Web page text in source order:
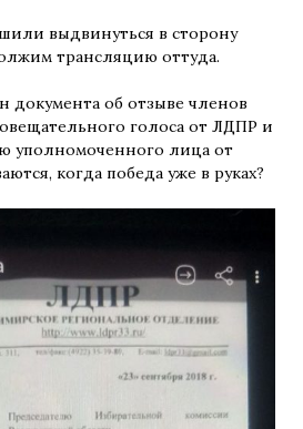
выдвинуться в сторону
трансляцию оттуда.
документа об отзыве членов
голоса от ЛДПР и
уполномоченного лица от
когда победа уже в руках?